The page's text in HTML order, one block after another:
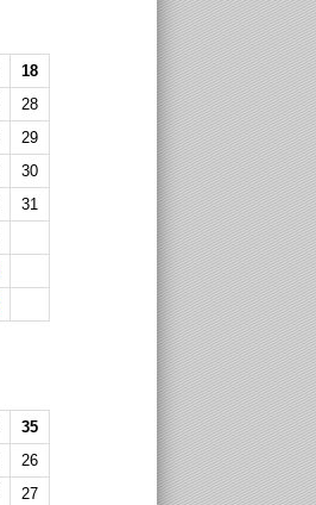
18
28
29
30
31
35
26
27